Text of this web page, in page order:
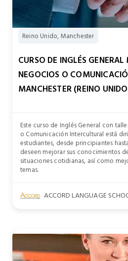
Reino Unido, Manchester
CURSO DE INGLÉS
NEGOCIOS O
MANCHESTER (REINO
Este curso de Inglés General con
o Comunicación Intercultural está
estudiantes, desde principiantes
deseen mejorar sus conocimientos
situaciones cotidianas, así como
temas.
ACCORD LANGUAGE